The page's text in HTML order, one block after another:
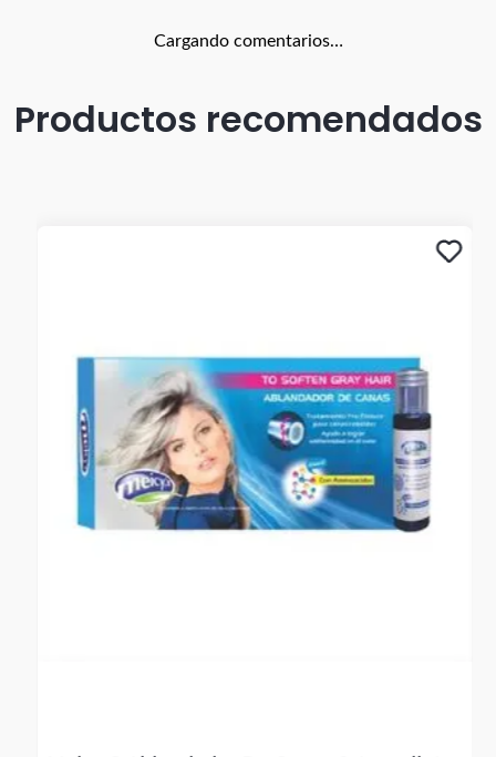
Cargando comentarios…
Productos recomendados